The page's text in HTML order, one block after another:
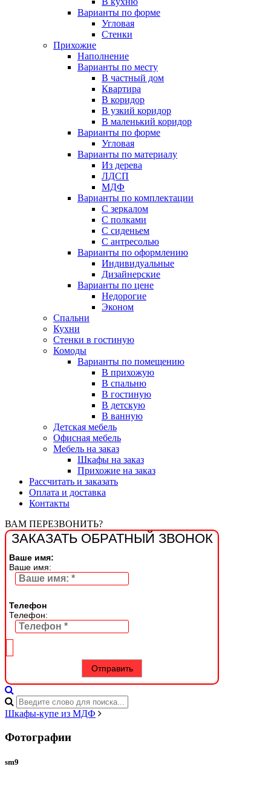
Варианты по форме
Угловая
Стенки
Прихожие
Наполнение
Варианты по месту
В частный дом
Квартира
В коридор
В узкий коридор
В маленький коридор
Варианты по форме
Угловая
Варианты по материалу
Из дерева
ЛДСП
МДФ
Варианты по комплектации
С зеркалом
С полками
С сиденьем
С антресолью
Варианты по оформлению
Индивидуальные
Дизайнерские
Варианты по цене
Недорогие
Эконом
Спальни
Кухни
Стенки в гостиную
Комоды
Варианты по помещению
В прихожую
В спальню
В гостиную
В детскую
В ванную
Детская мебель
Офисная мебель
Мебель на заказ
Шкафы на заказ
Прихожие на заказ
Рассчитать и заказать
Оплата и доставка
Контакты
ВАМ ПЕРЕЗВОНИТЬ?
ЗАКАЗАТЬ ОБРАТНЫЙ ЗВОНОК
Ваше имя:
Ваше имя:
Телефон
Телефон:
Шкафы-купе из МДФ
Фотографии
sm9